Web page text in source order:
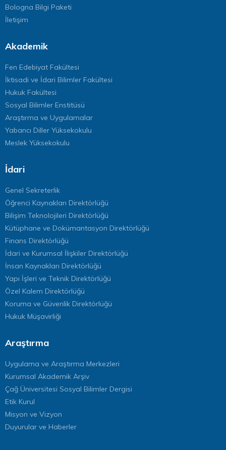
Bologna Bilgi Paketi
İletişim
Akademik
Fen Edebiyat Fakültesi
İktisadi ve İdari Bilimler Fakültesi
Hukuk Fakültesi
Sosyal Bilimler Enstitüsü
Araştırma ve Uygulamalar
Yabancı Diller Yüksekokulu
Meslek Yüksekokulu
İdari
Genel Sekreterlik
Öğrenci Kaynakları Direktörlüğü
Bilişim Teknolojileri Direktörlüğü
Kütüphane ve Dokümantasyon Direktörlüğü
Finans Direktörlüğü
İdari ve Kurumsal İlişkiler Direktörlüğü
İnsan Kaynakları Direktörlüğü
Yapı İşleri ve Teknik Direktörlüğü
Özel Kalem Direktörlüğü
Koruma ve Güvenlik Direktörlüğü
Hukuk Müşavirliği
Araştırma
Uygulama ve Araştırma Merkezleri
Kurumsal Akademik Arşiv
Çağ Üniversitesi Sosyal Bilimler Dergisi
Etik Kurul
Misyon ve Vizyon
Duyurular ve Haberler